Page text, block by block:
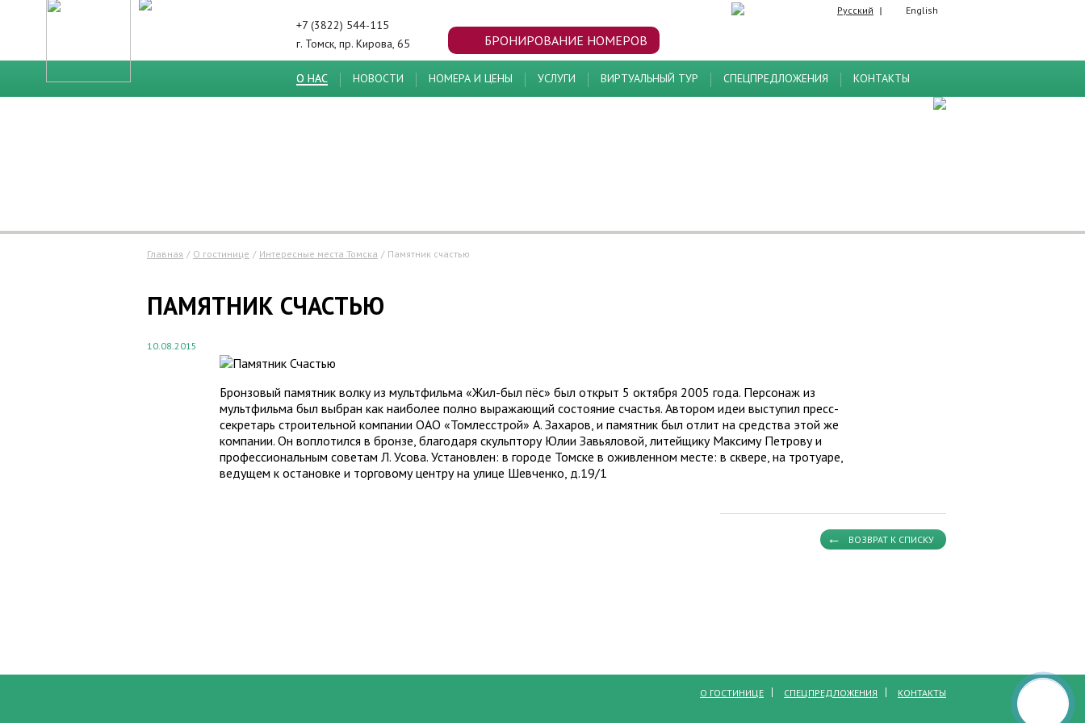
+7 (3822) 544-115
г. Томск, пр. Кирова, 65
Русский English
БРОНИРОВАНИЕ НОМЕРОВ
О НАС НОВОСТИ НОМЕРА И ЦЕНЫ УСЛУГИ ВИРТУАЛЬНЫЙ ТУР СПЕЦПРЕДЛОЖЕНИЯ КОНТАКТЫ
Главная / О гостинице / Интересные места Томска / памятник счастью
ПАМЯТНИК СЧАСТЬЮ
10.08.2015
Бронзовый памятник волку из мультфильма «Жил-был пёс» был открыт 5 октября 2005 года. Персонаж из
мультфильма был выбран как наиболее полно выражающий состояние счастья. Автором идеи выступил пресс-
секретарь строительной компании ОАО «Томлесстрой» А. Захаров, и памятник был отлит на средства этой же
компании. Он воплотился в бронзе, благодаря скульптору Юлии Завьяловой, литейщику Максиму Петрову и
профессиональным советам Л. Усова. Установлен: в городе Томске в оживленном месте: в сквере, на тротуаре,
ведущем к остановке и торговому центру на улице Шевченко, д.19/1
ВОЗВРАТ К СПИСКУ
О ГОСТИНИЦЕ СПЕЦПРЕДЛОЖЕНИЯ КОНТАКТЫ